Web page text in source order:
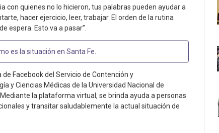
con quienes no lo hicieron, tus palabras pueden ayudar a
hacer ejercicio, leer, trabajar. El orden de la rutina
espera. Esto va a pasar”.
es la situación en Santa Fe
Facebook del Servicio de Contención y
y Ciencias Médicas de la Universidad Nacional de
la plataforma virtual, se brinda ayuda a personas
y transitar saludablemente la actual situación de